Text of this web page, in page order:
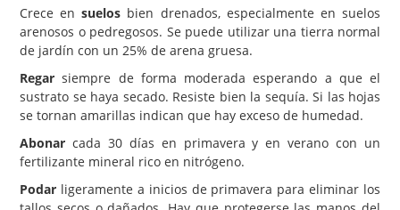
Crece ensuelos bien drenados, especialmente en suelos
arenosos o pedregosos. Se puede utilizar una tierra normal
de jardín con un 25% de arena gruesa.
Regar siempre de forma moderada esperando a que el
sustrato se haya secado. Resiste bien la sequía. Si las hojas
se tornan amarillas indican que hay exceso de humedad.
Abonar cada 30 días en primavera y en verano con un
fertilizante mineral rico en nitrógeno.
Podar ligeramente a inicios de primavera para eliminar los